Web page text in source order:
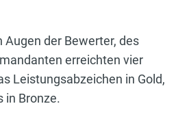
der Bewerter, des
erreichten vier
Leistungsabzeichen in Gold,
in Bronze.